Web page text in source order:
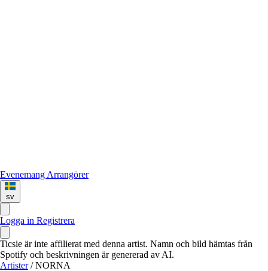
Evenemang Arrangörer
sv
Logga in Registrera
Ticsie är inte affilierat med denna artist. Namn och bild hämtas från
Spotify och beskrivningen är genererad av AI.
Artister / NORNA